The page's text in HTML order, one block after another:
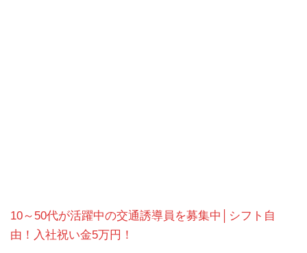
10～50代が活躍中の交通誘導員を募集中│シフト自
由！入社祝い金5万円！